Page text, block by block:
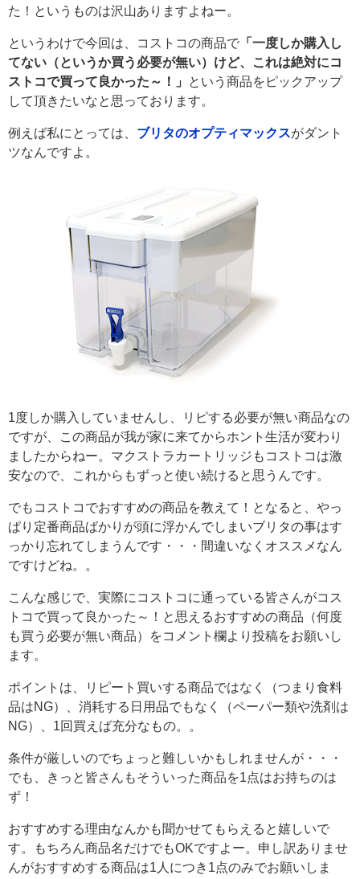
た！というものは沢山ありますよねー。
というわけで今回は、コストコの商品で 「一度しか購入し
てない（というか買う必要が無い）けど、これは絶対にコ
ストコで買って良かった～！」
という商品をピックアップ
して頂きたいなと思っております。
例えば私にとっては、 ブリタのオプティマックスがダント
ツなんですよ。
1度しか購入していませんし、リピする必要が無い商品なの
ですが、この商品が我が家に来てからホント生活が変わり
ましたからねー。マクストラカートリッジもコストコは激
安なので、これからもずっと使い続けると思うんです。
でもコストコでおすすめの商品を教えて！となると、やっ
ぱり定番商品ばかりが頭に浮かんでしまいブリタの事はす
っかり忘れてしまうんです・・・間違いなくオススメなん
ですけどね。。
こんな感じで、実際にコストコに通っている皆さんがコス
トコで買って良かった～！と思えるおすすめの商品（何度
も買う必要が無い商品）をコメント欄より投稿をお願いし
ます。
ポイントは、リピート買いする商品ではなく（つまり食料
品はNG）、消耗する日用品でもなく（ペーパー類や洗剤は
NG）、1回買えば充分なもの。。
条件が厳しいのでちょっと難しいかもしれませんが・・・
でも、きっと皆さんもそういった商品を1点はお持ちのは
ず！
おすすめする理由なんかも聞かせてもらえると嬉しいで
す。もちろん商品名だけでもOKですよー。申し訳ありませ
んがおすすめする商品は1人につき1点のみでお願いしま